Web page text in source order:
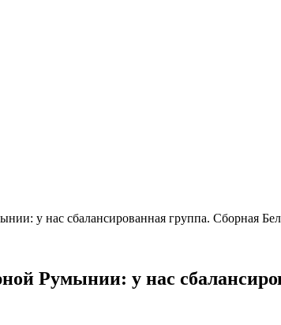
у нас сбалансированная группа. Сборная
Румынии: у нас